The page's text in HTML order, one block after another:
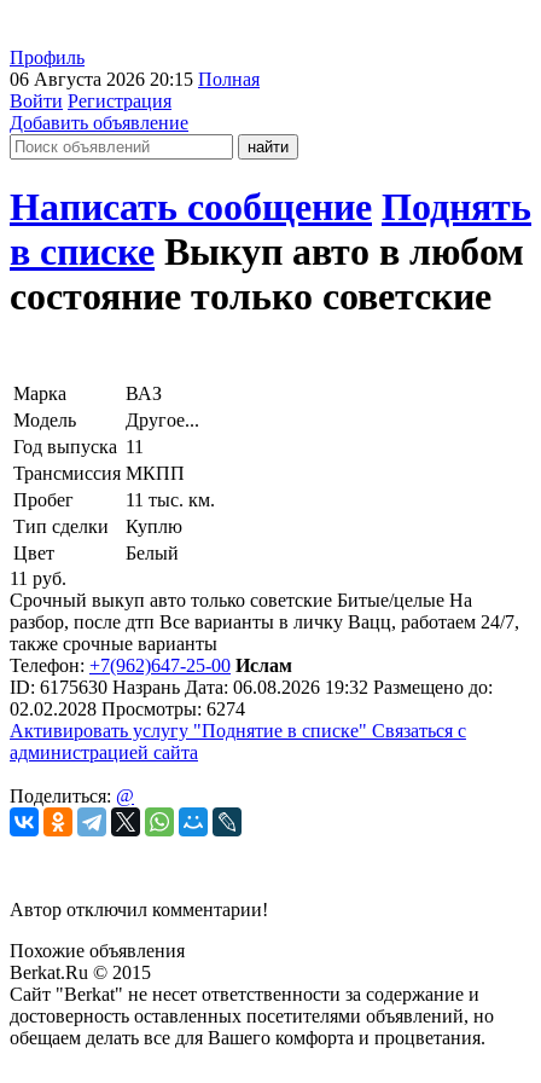
Профиль
06 Августа 2026 20:15 Полная
Войти Регистрация
Добавить объявление
Написать сообщение Поднять
в списке Выкуп авто в любом
состояние только советские
Марка
ВАЗ
Модель
Другое...
Год выпуска 11
Трансмиссия МКПП
Пробег
11 тыс. км.
Тип сделки
Куплю
Цвет
Белый
11 руб.
Срочный выкуп авто только советские Битые/целые На
разбор, после дтп Все варианты в личку Вацц, работаем 24/7,
также срочные варианты
Телефон: +7(962)647-25-00 Ислам
ID: 6175630 Назрань Дата: 06.08.2026 19:32 Размещено до:
02.02.2028 Просмотры: 6274
Активировать услугу "Поднятие в списке" Связаться с
администрацией сайта
Поделиться: @
Автор отключил комментарии!
Похожие объявления
Berkat.Ru © 2015
Сайт "Berkat" не несет ответственности за содержание и
достоверность оставленных посетителями объявлений, но
обещаем делать все для Вашего комфорта и процветания.